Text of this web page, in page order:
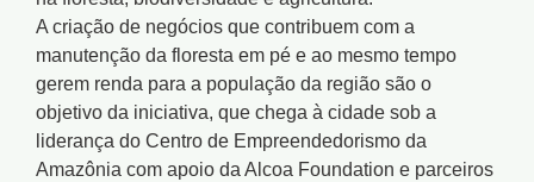
A criação de negócios que contribuem com a
manutenção da floresta em pé e ao mesmo tempo
gerem renda para a população da região são o
objetivo da iniciativa, que chega à cidade sob a
liderança do Centro de Empreendedorismo da
Amazônia com apoio da Alcoa Foundation e parceiros